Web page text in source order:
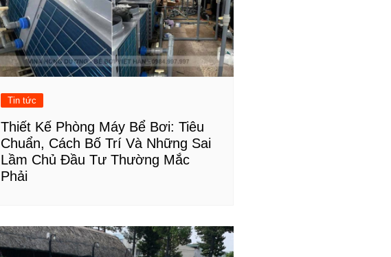
Tin tức
Thiết Kế Phòng Máy Bể Bơi: Tiêu
Chuẩn, Cách Bố Trí Và Những Sai
Lầm Chủ Đầu Tư Thường Mắc
Phải